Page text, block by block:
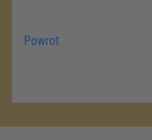
Powrot